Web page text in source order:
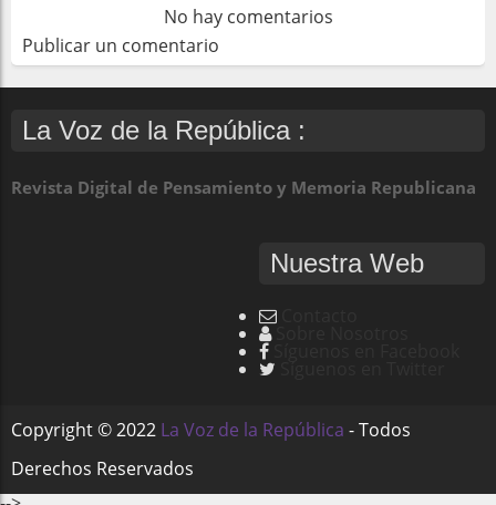
No hay comentarios
Publicar un comentario
La Voz de la República :
Revista Digital de Pensamiento y Memoria Republicana
Nuestra Web
Copyright ©2022 La Voz de la República - Todos
Derechos Reservados